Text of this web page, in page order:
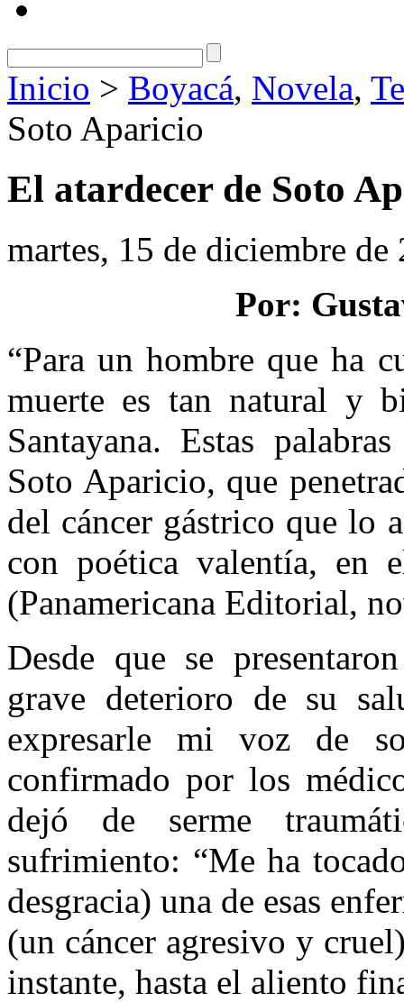
Inicio > Boyacá, Novela,
Soto Aparicio
El atardecer de Soto
martes, 15 de diciembre de
Por:
“Para un hombre que ha
muerte es tan natural y
Santayana. Estas
Soto Aparicio, que
del cáncer gástrico que lo
con poética valentía,
(Panamericana Editorial,
Desde que se
grave deterioro de su
expresarle mi voz de
confirmado por los
dejó de serme
sufrimiento: “Me ha
desgracia) una de esas
(un cáncer agresivo y
instante, hasta el aliento